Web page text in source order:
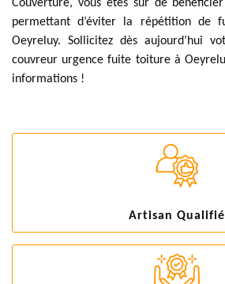
Couverture, vous êtes sûr de
permettant d’éviter la répétition de
Oeyreluy. Sollicitez dès aujourd’hui
couvreur urgence fuite toiture à
informations !
Artisan Qualifié